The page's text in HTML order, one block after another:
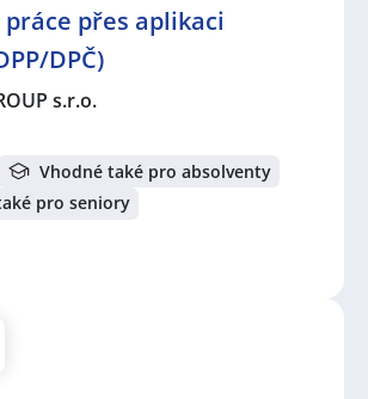
přes aplikaci
DPČ)
s.r.o.
Vhodné také pro absolventy
pro seniory